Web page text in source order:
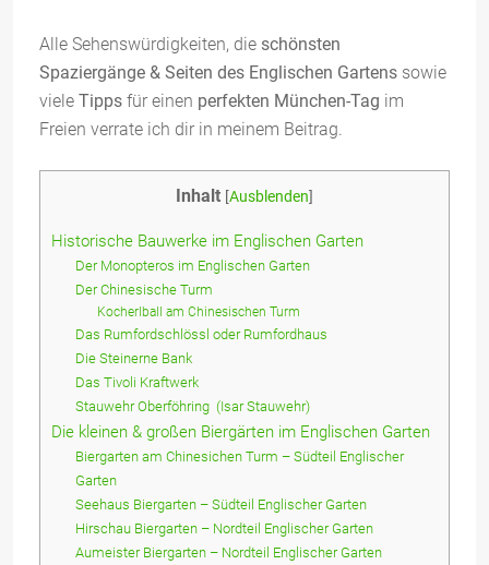
Alle Sehenswürdigkeiten, die schönsten
Spaziergänge & Seiten des Englischen Gartens sowie
viele Tipps für einen perfekten München-Tag im
Freien verrate ich dir in meinem Beitrag.
Inhalt [Ausblenden]
Historische Bauwerke im Englischen Garten
Der Monopteros im Englischen Garten
Der Chinesische Turm
Kocherlball am Chinesischen Turm
Das Rumfordschlössl oder Rumfordhaus
Die Steinerne Bank
Das Tivoli Kraftwerk
Stauwehr Oberföhring (Isar Stauwehr)
Die kleinen & großen Biergärten im Englischen Garten
Biergarten am Chinesichen Turm – Südteil Englischer
Garten
Seehaus Biergarten – Südteil Englischer Garten
Hirschau Biergarten – Nordteil Englischer Garten
Aumeister Biergarten – Nordteil Englischer Garten